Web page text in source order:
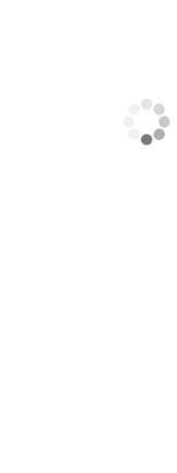
※画像は開
※本商品は
※商品は別